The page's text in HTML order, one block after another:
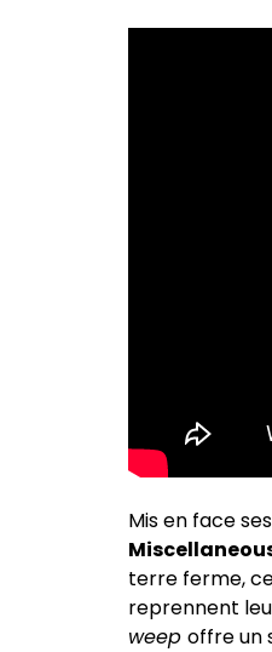
Mis en face
terre ferme,
reprennent
weep offre un